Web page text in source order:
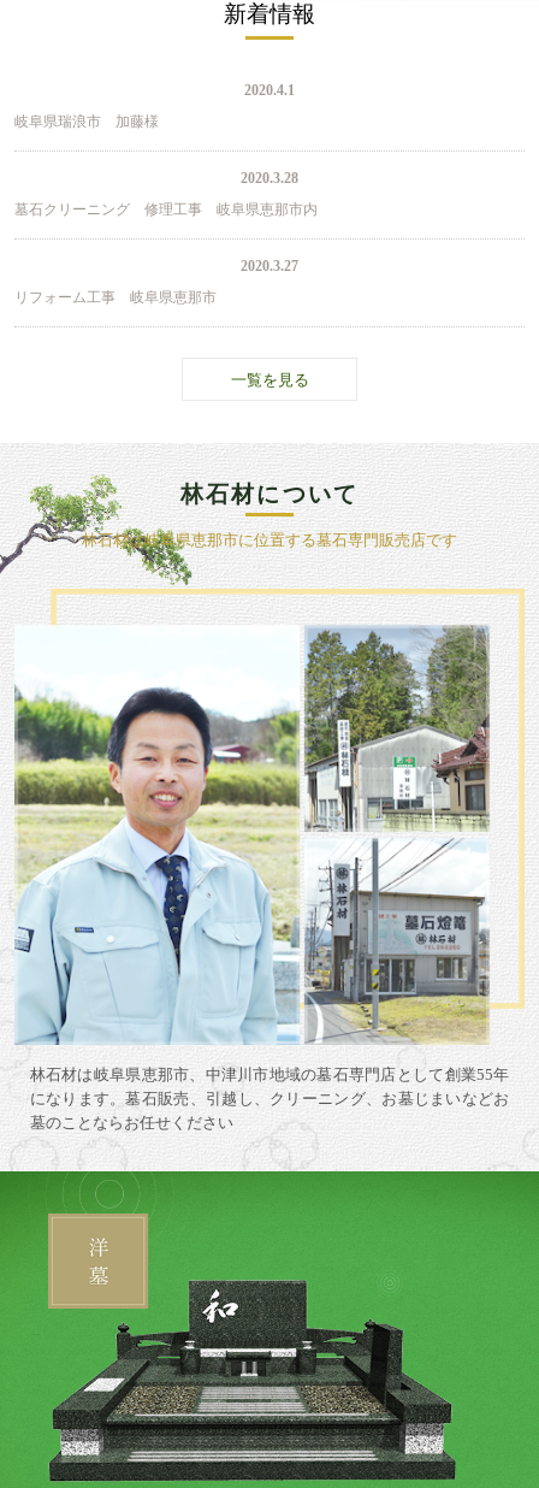
新着情報
2020.4.1
岐阜県瑞浪市 加藤様
2020.3.28
墓石クリーニング 修理工事 岐阜県恵那市内
2020.3.27
リフォーム工事 岐阜県恵那市
一覧を見る
林石材について
林石材は岐阜県恵那市に位置する墓石専門販売店です
林石材は岐阜県恵那市、中津川市地域の墓石専門店として創業55年
になります。墓石販売、引越し、クリーニング、お墓じまいなどお
墓のことならお任せください